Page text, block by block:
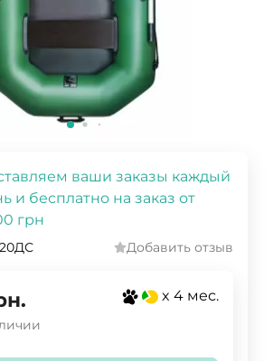
ваши заказы каждый
и бесплатно на заказ от
грн
Добавить отзыв
x 4 мес.